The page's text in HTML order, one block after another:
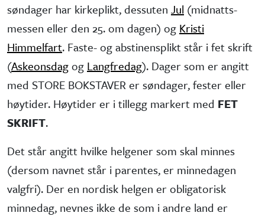
søndager har kirke­plikt, dessuten Jul (midnatts­
messen eller den 25. om dagen) og Kristi
Himmelfart. Faste- og abstinens­plikt står i fet skrift
(Askeonsdagog Langfredag). Dager som er angitt
med STORE BOKSTAVER er søndager, fester eller
høytider. Høytider er i tillegg markert med FET
SKRIFT.
Det står angitt hvilke helgener som skal minnes
(dersom navnet står i parentes, er minne­dagen
valgfri). Der en nordisk helgen er obliga­torisk
minne­dag, nevnes ikke de som i andre land er